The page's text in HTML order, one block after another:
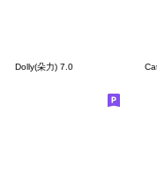
Dolly(朵力) 7.0